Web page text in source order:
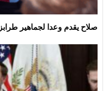
صلاح يقدم وعدا لجماهير